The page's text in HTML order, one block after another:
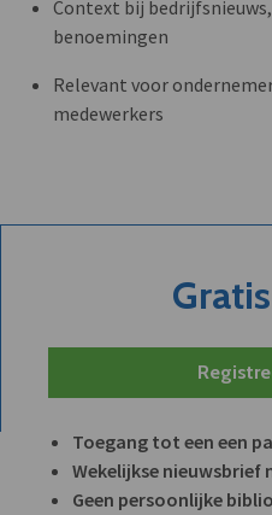
Context bij
benoemingen
Relevant voor
medewerkers
Toegang tot een een
Wekelijkse nieuwsbrief
Geen persoonlijke